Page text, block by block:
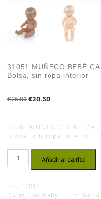
31051 MUÑECO BEBÉ
Bolsa, sin ropa interior
€25.90 €20.50
31051 MUÑECO BEBÉ
Bolsa, sin ropa interior
Añadir al carrito
SKU: 31051
Categoría: Baby 38 cm